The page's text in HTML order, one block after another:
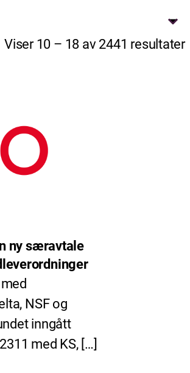
Viser 10 – 18 av 2441 resultater
ny særavtale
NSF og
inngått
med KS, […]